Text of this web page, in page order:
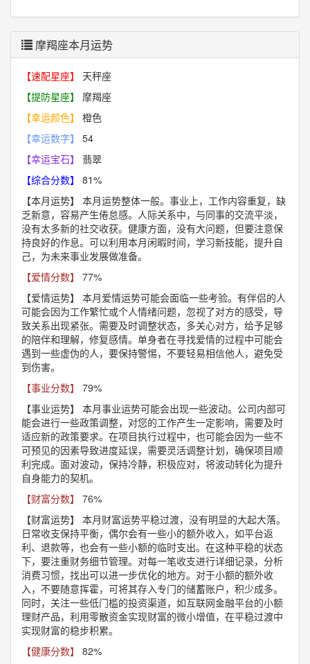
摩羯座本月运势
【速配星座】
天秤座
【提防星座】
摩羯座
【幸运颜色】
橙色
【幸运数字】
54
【幸运宝石】
翡翠
【综合分数】
81%
【本月运势】
本月运势整体一般。事业上，工作内容重复，缺
乏新意，容易产生倦怠感。人际关系中，与同事的交流平淡，
没有太多新的社交收获。健康方面，没有大问题，但要注意保
持良好的作息。可以利用本月闲暇时间，学习新技能，提升自
己，为未来事业发展做准备。
【爱情分数】
77%
【爱情运势】
本月爱情运势可能会面临一些考验。有伴侣的人
可能会因为工作繁忙或个人情绪问题，忽视了对方的感受，导
致关系出现紧张。需要及时调整状态，多关心对方，给予足够
的陪伴和理解，修复感情。单身者在寻找爱情的过程中可能会
遇到一些虚伪的人，要保持警惕，不要轻易相信他人，避免受
到伤害。
【事业分数】
79%
【事业运势】
本月事业运势可能会出现一些波动。公司内部可
能会进行一些政策调整，对您的工作产生一定影响，需要及时
适应新的政策要求。在项目执行过程中，也可能会因为一些不
可预见的因素导致进度延误，需要灵活调整计划，确保项目顺
利完成。面对波动，保持冷静，积极应对，将波动转化为提升
自身能力的契机。
【财富分数】
76%
【财富运势】
本月财富运势平稳过渡，没有明显的大起大落。
日常收支保持平衡，偶尔会有一些小的额外收入，如平台返
利、退款等，也会有一些小额的临时支出。在这种平稳的状态
下，要注重财务细节管理。对每一笔收支进行详细记录，分析
消费习惯，找出可以进一步优化的地方。对于小额的额外收
入，不要随意挥霍，可将其存入专门的储蓄账户，积少成多。
同时，关注一些低门槛的投资渠道，如互联网金融平台的小额
理财产品，利用零散资金实现财富的微小增值，在平稳过渡中
实现财富的稳步积累。
【健康分数】
82%